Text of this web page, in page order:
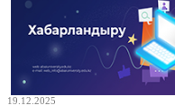
19.12.2025